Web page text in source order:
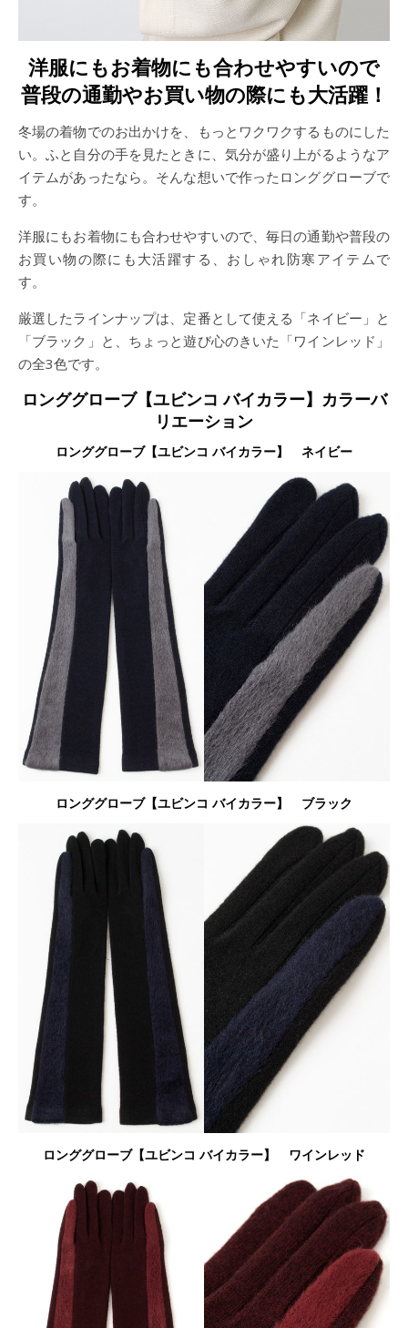
洋服にもお着物にも合わせやすいので
普段の通勤やお買い物の際にも大活躍！
冬場の着物でのお出かけを、もっとワクワクするものにした
い。ふと自分の手を見たときに、気分が盛り上がるようなア
イテムがあったなら。そんな想いで作ったロンググローブで
す。
洋服にもお着物にも合わせやすいので、毎日の通勤や普段の
お買い物の際にも大活躍する、おしゃれ防寒アイテムで
す。
厳選したラインナップは、定番として使える「ネイビー」と
「ブラック」と、ちょっと遊び心のきいた「ワインレッド」
の全3色です。
ロンググローブ【ユビンコ バイカラー】カラーバ
リエーション
ロンググローブ【ユビンコ バイカラー】 ネイビー
ロンググローブ【ユビンコ バイカラー】 ブラック
ロンググローブ【ユビンコ バイカラー】 ワインレッド